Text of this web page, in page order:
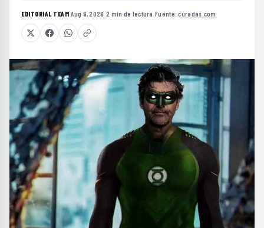
EDITORIAL TEAM·Aug 6, 2026 ·2 min de lectura ·Fuente:curadas.com